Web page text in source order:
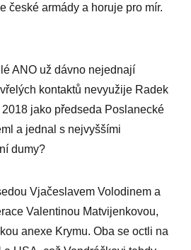
české armády a horuje pro mír.
ANO už dávno nejednají
kontaktů nevyužije Radek
jako předseda Poslanecké
a jednal s nejvyššími
dumy?
Vjačeslavem Volodinem a
Valentinou Matvijenkovou,
anexe Krymu. Oba se octli na